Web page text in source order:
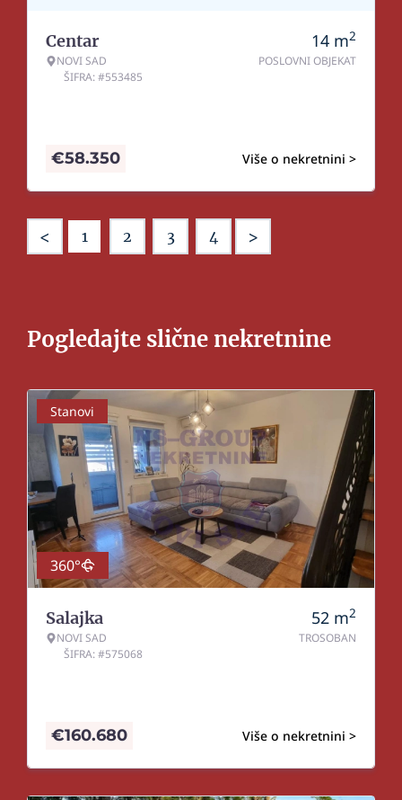
Centar
NOVI SAD
ŠIFRA: #553485
14 m2
POSLOVNI OBJEKAT
Više o nekretnini >
€58.350
< 1 2 3 4 >
Pogledajte slične nekretnine
Stanovi
360°
Salajka
NOVI SAD
ŠIFRA: #575068
52 m2
TROSOBAN
Više o nekretnini >
€160.680